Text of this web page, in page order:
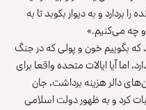
بردارد و به دیوار بکوبد تا به
چه می‌کنیم.»
که بگوییم خون و پولی که در جنگ
اما آیا ایالات متحده واقعا برای
دالر هزینه برداشت، جان
کرد و به ظهور دولت اسلامی